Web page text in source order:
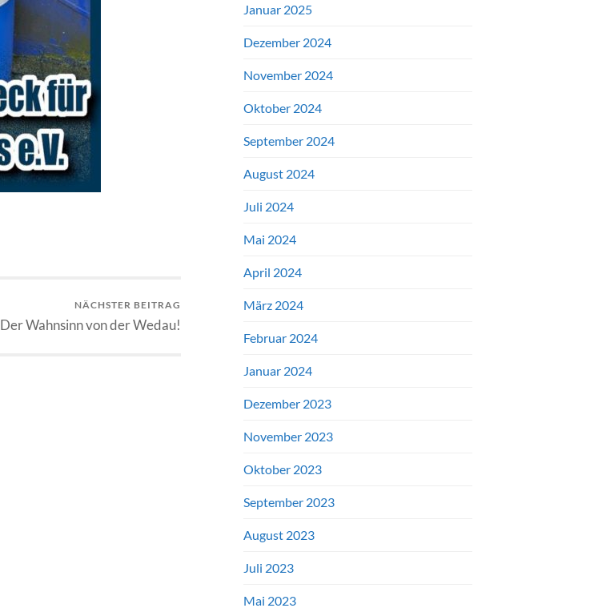
NÄCHSTER BEITRAG
Der Wahnsinn von der Wedau!
Januar 2025
Dezember 2024
November 2024
Oktober 2024
September 2024
August 2024
Juli 2024
Mai 2024
April 2024
März 2024
Februar 2024
Januar 2024
Dezember 2023
November 2023
Oktober 2023
September 2023
August 2023
Juli 2023
Mai 2023